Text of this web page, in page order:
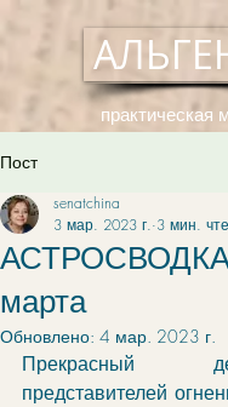
практическая
Пост
марта
senatchina
3 мар. 2023 г. 3 мин.
Обновлено: 4 мар. 2023 г.
Прекрасный
представителей